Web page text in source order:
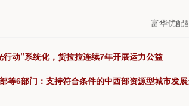
富华优配
动”系统化，货拉拉连续7年开展运力公益
等6部门：支持符合条件的中西部资源型城市发